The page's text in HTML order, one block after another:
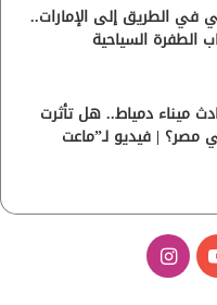
في الطريق إلى الإمارات..
الطفرة السياحية
ميناء دمياط.. هل تأثرت
مصر؟ | فيديو لـ”ماعت